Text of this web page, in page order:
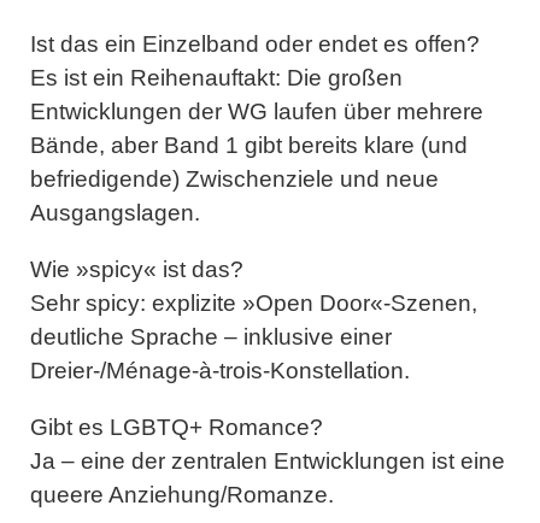
Ist das ein Einzelband oder endet es offen?
Es ist ein Reihenauftakt: Die großen
Entwicklungen der WG laufen über mehrere
Bände, aber Band 1 gibt bereits klare (und
befriedigende) Zwischenziele und neue
Ausgangslagen.
Wie »spicy« ist das?
Sehr spicy: explizite »Open Door«-Szenen,
deutliche Sprache – inklusive einer
Dreier-/Ménage-à-trois-Konstellation.
Gibt es LGBTQ+ Romance?
Ja – eine der zentralen Entwicklungen ist eine
queere Anziehung/Romanze.